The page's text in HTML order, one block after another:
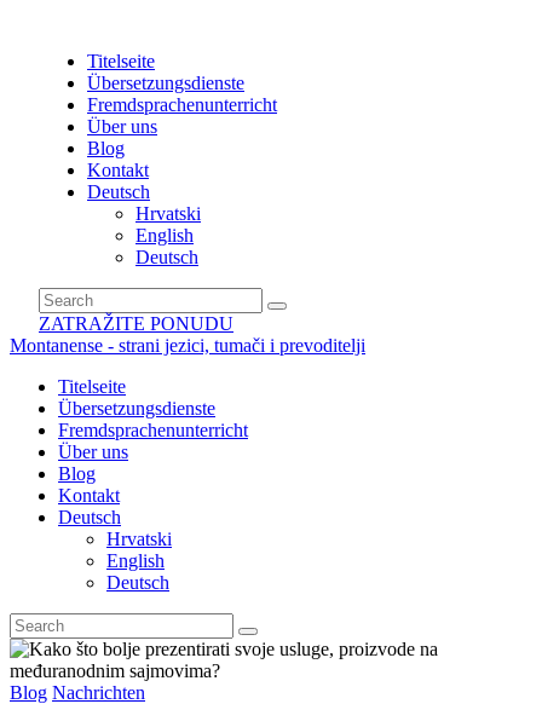
Titelseite
Übersetzungsdienste
Fremdsprachenunterricht
Über uns
Blog
Kontakt
Deutsch
Hrvatski
English
Deutsch
ZATRAŽITE PONUDU
Montanense - strani jezici, tumači i prevoditelji
Titelseite
Übersetzungsdienste
Fremdsprachenunterricht
Über uns
Blog
Kontakt
Deutsch
Hrvatski
English
Deutsch
Blog Nachrichten